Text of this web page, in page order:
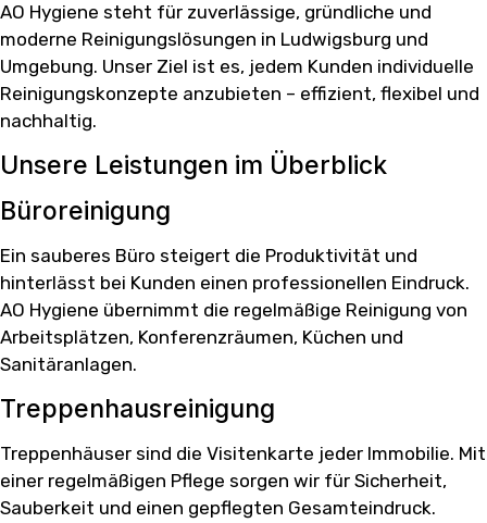
AO Hygiene steht für zuverlässige, gründliche und
moderne Reinigungslösungen in Ludwigsburg und
Umgebung. Unser Ziel ist es, jedem Kunden individuelle
Reinigungskonzepte anzubieten – effizient, flexibel und
nachhaltig.
Unsere Leistungen im Überblick
Büroreinigung
Ein sauberes Büro steigert die Produktivität und
hinterlässt bei Kunden einen professionellen Eindruck.
AO Hygiene übernimmt die regelmäßige Reinigung von
Arbeitsplätzen, Konferenzräumen, Küchen und
Sanitäranlagen.
Treppenhausreinigung
Treppenhäuser sind die Visitenkarte jeder Immobilie. Mit
einer regelmäßigen Pflege sorgen wir für Sicherheit,
Sauberkeit und einen gepflegten Gesamteindruck.